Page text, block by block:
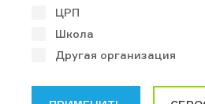
ЦРП
Школа
Другая организация